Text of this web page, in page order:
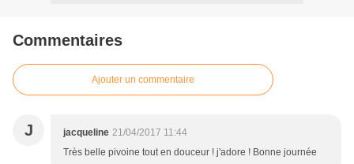
Commentaires
Ajouter un commentaire
J jacqueline 21/04/2017 11:44
Très belle pivoine tout en douceur ! j'adore ! Bonne journée